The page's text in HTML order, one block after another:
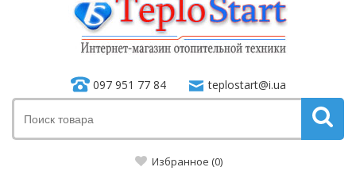
097 951 77 84 teplostart@i.ua
Избранное (0)